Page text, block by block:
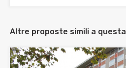
Altre proposte simili a questa